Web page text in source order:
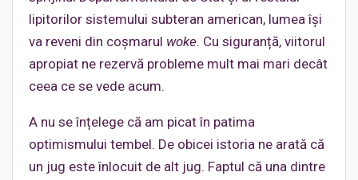
lipitorilor sistemului subteran american, lumea își
va reveni din coșmarul woke. Cu siguranță, viitorul
apropiat ne rezervă probleme mult mai mari decât
ceea ce se vede acum.
A nu se înțelege că am picat în patima
optimismului tembel. De obicei istoria ne arată că
un jug este înlocuit de alt jug. Faptul că una dintre